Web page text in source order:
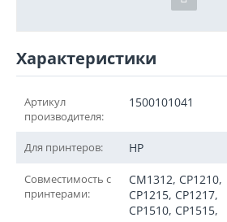
Характеристики
Артикул
производителя:
1500101041
Для принтеров: HP
Совместимость с
принтерами:
CM1312, CP1210,
CP1215, CP1217,
CP1510, CP1515,